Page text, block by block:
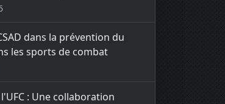
dans la prévention du
les sports de combat
l'UFC : Une collaboration